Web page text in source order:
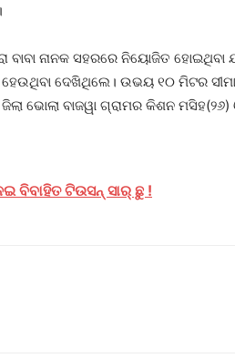
ବାବା ନାନକ ସହରରେ ନିୟୋଜିତ ହୋଇଥିବା
ହେଉଥିବା ଦେଖିଥିଲେ। ଉଭୟ ୧୦ ମିଟର
ଭୋଲା ବାଜୱା ଗ୍ରାମର କିଶନ
ବିବାହିତ ଟିଉସନ୍ ସାର୍ ଛୁ !